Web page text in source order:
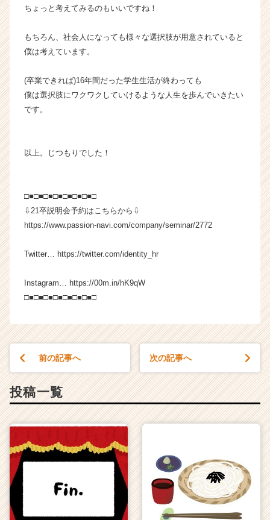
ちょっと考えてみるのもいいですね！
もちろん、社会人になっても様々な選択肢が用意されていると
僕は考えています。
(卒業できれば)16年間だった学生生活が終わっても
僕は選択肢にワクワクしていけるような人生を歩んでいきたい
です。
以上。じつもりでした！
□■□■□■□■□■□■□■□
⇩21卒説明会予約はこちらから⇩
https://www.passion-navi.com/company/seminar/2772
Twitter… https://twitter.com/identity_hr
Instagram… https://00m.in/hK9qW
□■□■□■□■□■□■□■□
前の記事へ 次の記事へ
投稿一覧